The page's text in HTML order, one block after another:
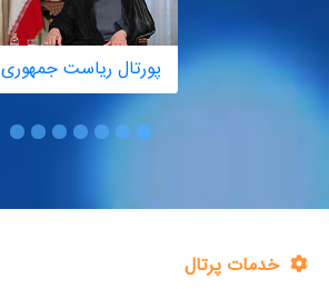
پورتال ریاست جمهوری
خدمات پرتال